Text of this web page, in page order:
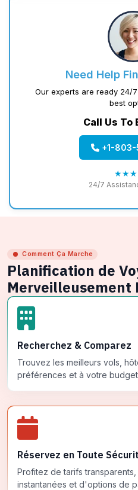
Need Help
Our experts are ready 24/
best
Call Us To
+1-803-
24/7
Comment Ça Marche
Planification de
Merveilleusement
Recherchez & Comparez
Trouvez les meilleurs vols,
préférences et à votre
Réservez en Toute
Profitez de tarifs
instantanées et d'options de